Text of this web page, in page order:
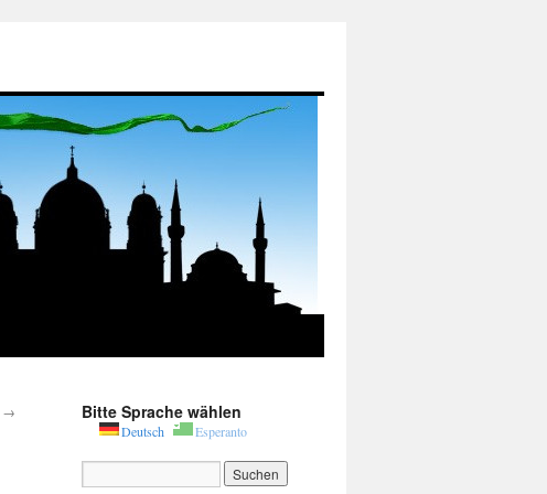
→ Bitte Sprache wählen
Deutsch Esperanto